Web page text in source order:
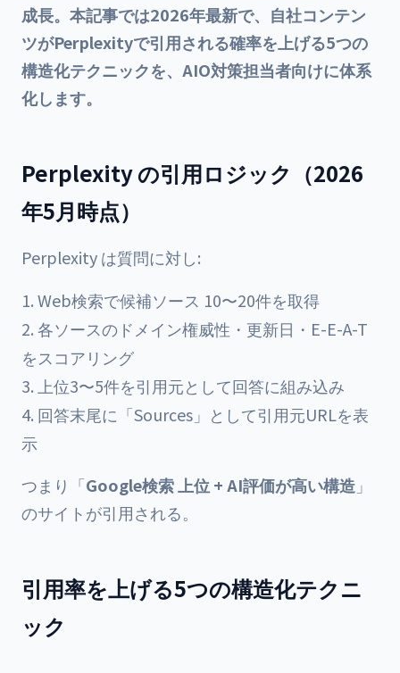
成長。本記事では2026年最新で、自社コンテン
ツがPerplexityで引用される確率を上げる5つの
構造化テクニックを、AIO対策担当者向けに体系
化します。
Perplexity の引用ロジック（2026
年5月時点）
Perplexity は質問に対し:
Web検索で候補ソース 10〜20件を取得
各ソースのドメイン権威性・更新日・E-E-A-T
をスコアリング
上位3〜5件を引用元として回答に組み込み
回答末尾に「Sources」として引用元URLを表
示
つまり「Google検索 上位 + AI評価が高い構造 」
のサイトが引用される。
引用率を上げる5つの構造化テクニ
ック